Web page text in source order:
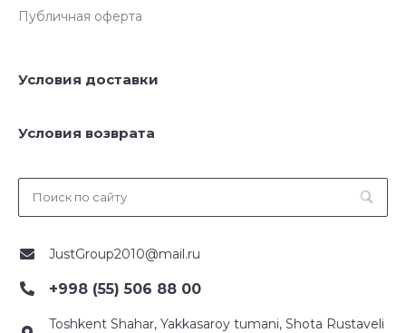
Публичная оферта
Условия доставки
Условия возврата
JustGroup2010@mail.ru
+998 (55) 506 88 00
Toshkent Shahar, Yakkasaroy tumani, Shota Rustaveli